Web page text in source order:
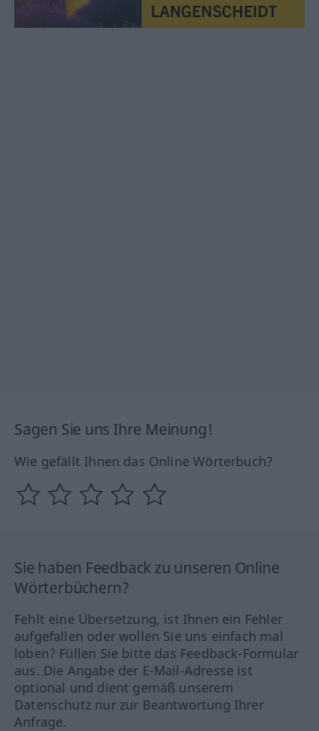
Sagen Sie uns Ihre Meinung!
Wie gefällt Ihnen das Online Wörterbuch?
Sie haben Feedback zu unseren Online
Wörterbüchern?
Fehlt eine Übersetzung, ist Ihnen ein Fehler
aufgefallen oder wollen Sie uns einfach mal
loben? Füllen Sie bitte das Feedback-Formular
aus. Die Angabe der E-Mail-Adresse ist
optional und dient gemäß unserem
Datenschutz nur zur Beantwortung Ihrer
Anfrage.